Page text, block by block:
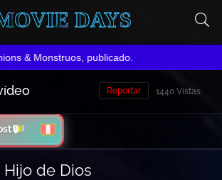
DAYS
publicado.
1440 Vistas
Reportar
Hijo de Dios